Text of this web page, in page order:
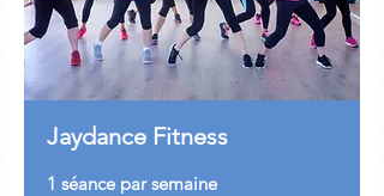
Jaydance Fitness
1 séance par semaine